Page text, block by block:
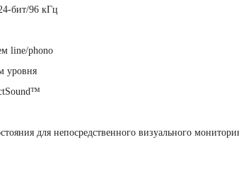
бит/96 кГц
line/phono
уровня
для непосредственного визуального